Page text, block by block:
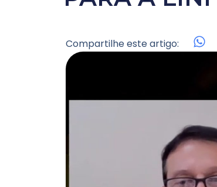
Compartilhe este artigo: